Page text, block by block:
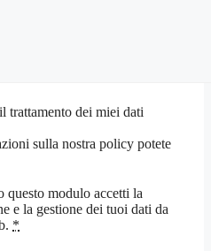
trattamento dei miei dati
sulla nostra policy potete
questo modulo accetti la
e la gestione dei tuoi dati da
*